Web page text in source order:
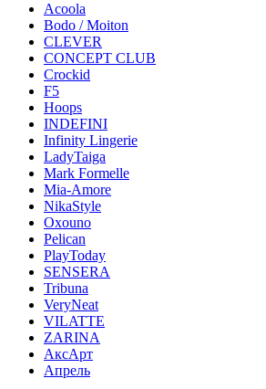
Acoola
Bodo / Moiton
CLEVER
CONCEPT CLUB
Crockid
F5
Hoops
INDEFINI
Infinity Lingerie
LadyTaiga
Mark Formelle
Mia-Amore
NikaStyle
Oxouno
Pelican
PlayToday
SENSERA
Tribuna
VeryNeat
VILATTE
ZARINA
АксАрт
Апрель